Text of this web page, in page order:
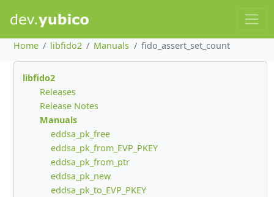
Home libfido2 Manuals fido_assert_set_count
libfido2
Releases
Release Notes
Manuals
eddsa_pk_free
eddsa_pk_from_EVP_PKEY
eddsa_pk_from_ptr
eddsa_pk_new
eddsa_pk_to_EVP_PKEY